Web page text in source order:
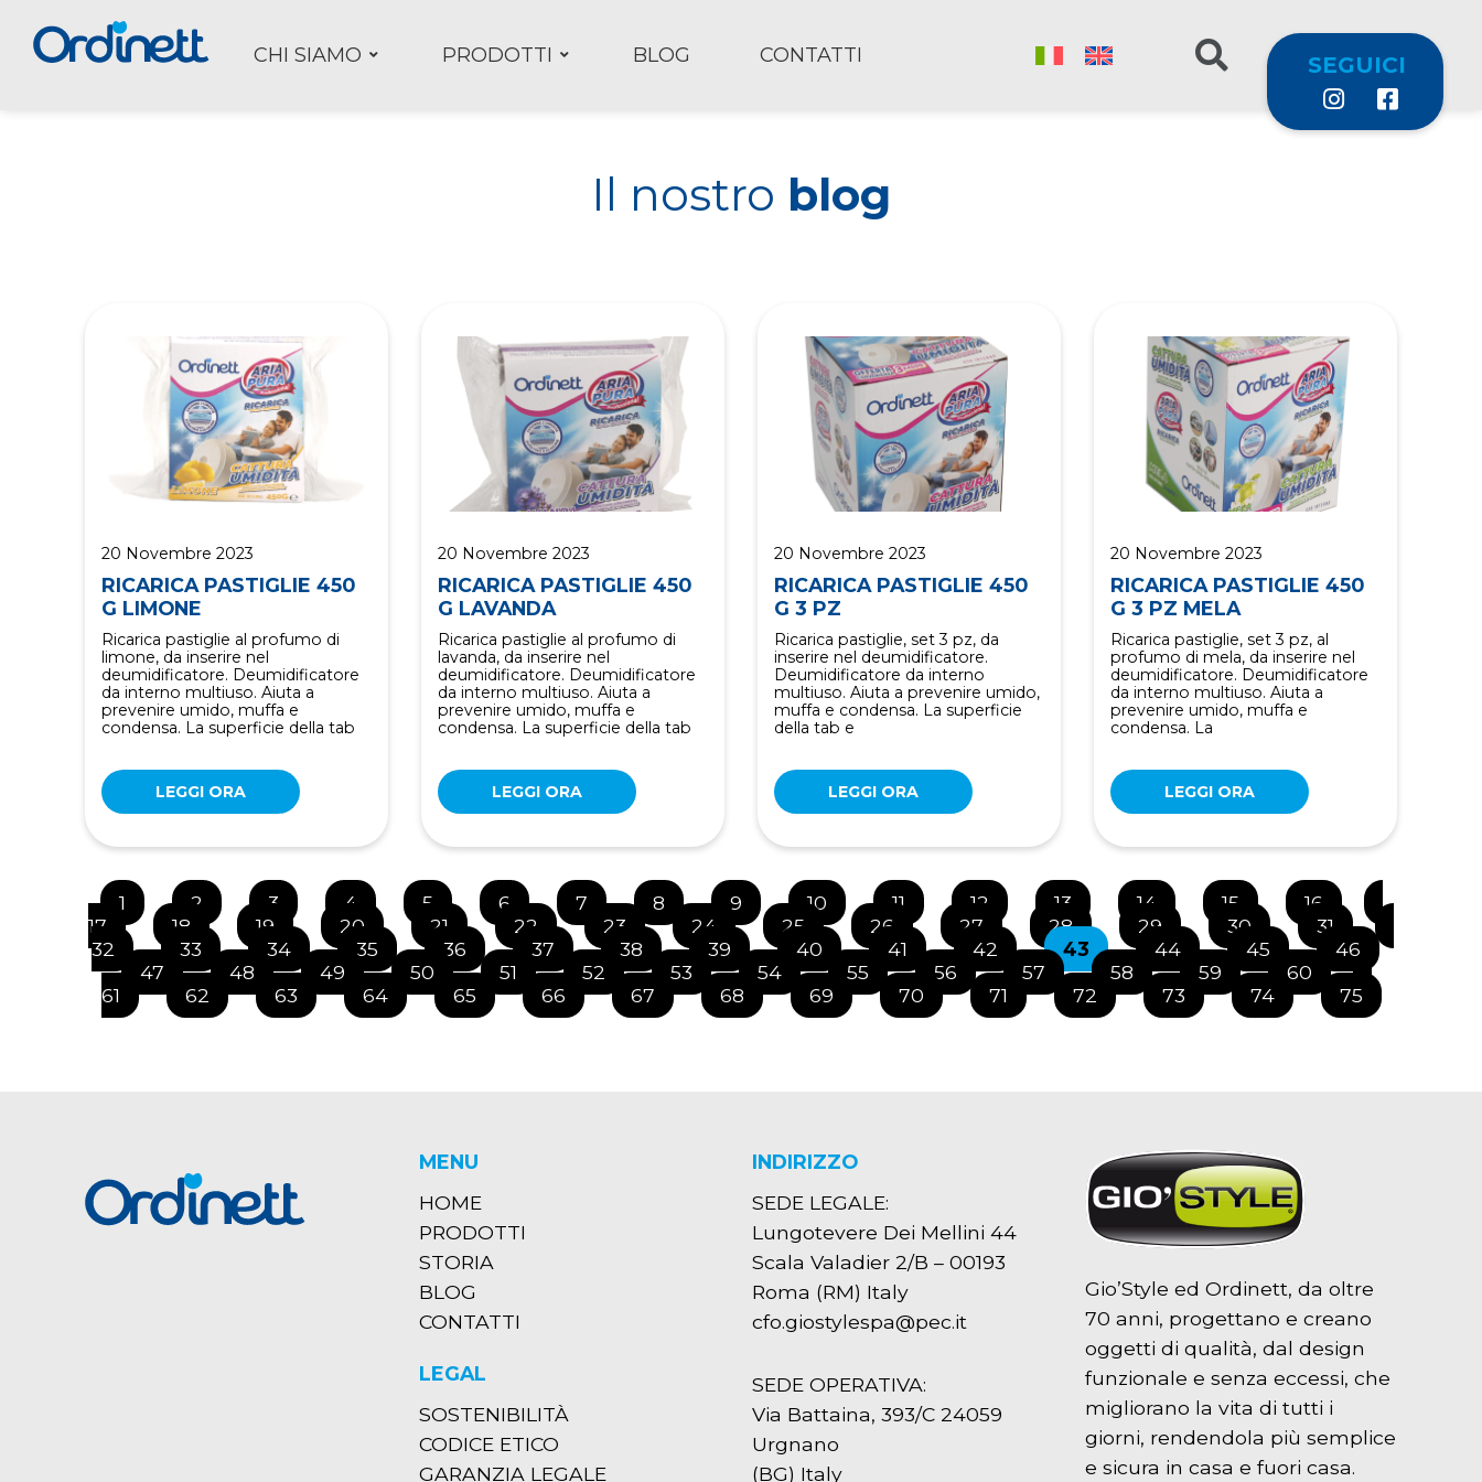
CHI SIAMO PRODOTTI BLOG CONTATTI SEGUICI
Il nostro blog
RICARICA PASTIGLIE 450
G LIMONE
20 Novembre 2023
Ricarica pastiglie al profumo di
limone, da inserire nel
deumidificatore. Deumidificatore
da interno multiuso. Aiuta a
prevenire umido, muffa e
condensa. La superficie della tab
LEGGI ORA
RICARICA PASTIGLIE 450
G LAVANDA
20 Novembre 2023
Ricarica pastiglie al profumo di
lavanda, da inserire nel
deumidificatore. Deumidificatore
da interno multiuso. Aiuta a
prevenire umido, muffa e
condensa. La superficie della tab
LEGGI ORA
RICARICA PASTIGLIE 450
G 3 PZ
20 Novembre 2023
Ricarica pastiglie, set 3 pz, da
inserire nel deumidificatore.
Deumidificatore da interno
multiuso. Aiuta a prevenire umido,
muffa e condensa. La superficie
della tab e
LEGGI ORA
RICARICA PASTIGLIE 450
G 3 PZ MELA
20 Novembre 2023
Ricarica pastiglie, set 3 pz, al
profumo di mela, da inserire nel
deumidificatore. Deumidificatore
da interno multiuso. Aiuta a
prevenire umido, muffa e
condensa. La
LEGGI ORA
1 2 3 4 5 6 7 8 9 10 11 12 13 14 15
16
17
18 19 20 21 22 23 24 25 26 27 28 29 30
31
32
33 34 35 36 37 38 39 40 41 42 43 44 45
46
47
48 49 50 51 52 53 54 55 56 57 58 59
60
61
62 63 64 65 66 67 68 69 70 71 72 73 74 75
MENU
HOME
PRODOTTI
STORIA
BLOG
CONTATTI
LEGAL
SOSTENIBILITÀ
CODICE ETICO
GARANZIA LEGALE
INDIRIZZO
SEDE LEGALE:
Lungotevere Dei Mellini 44
Scala Valadier 2/B – 00193
Roma (RM) Italy
cfo.giostylespa@pec.it
SEDE OPERATIVA:
Via Battaina, 393/C 24059
Urgnano
(BG) Italy
Gio’Style ed Ordinett, da oltre
70 anni, progettano e creano
oggetti di qualità, dal design
funzionale e senza eccessi, che
migliorano la vita di tutti i
giorni, rendendola più semplice
e sicura in casa e fuori casa.